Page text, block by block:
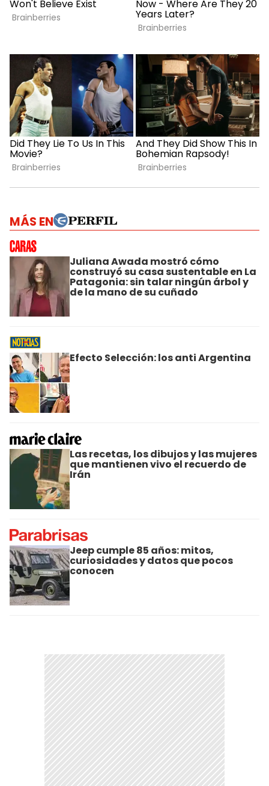
MÁS EN
Juliana Awada mostró cómo
construyó su casa sustentable en La
Patagonia: sin talar ningún árbol y
de la mano de su cuñado
Efecto Selección: los anti Argentina
Las recetas, los dibujos y las mujeres
que mantienen vivo el recuerdo de
Irán
Jeep cumple 85 años: mitos,
curiosidades y datos que pocos
conocen